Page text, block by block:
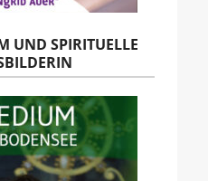
UND SPIRITUELLE